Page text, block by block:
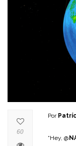
Por
“Hey, @
60